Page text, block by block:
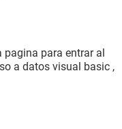
pagina para entrar al
a datos visual basic ,